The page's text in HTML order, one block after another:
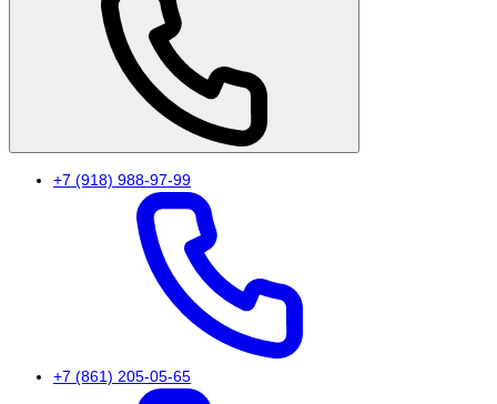
+7 (918) 988-97-99
+7 (861) 205-05-65